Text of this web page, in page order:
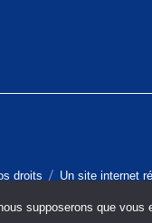
droits Un site internet
supposerons que vous